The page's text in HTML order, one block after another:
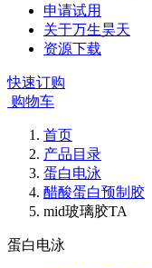
申请试用
关于万生昊天
资源下载
快速订购
购物车
首页
产品目录
蛋白电泳
醋酸蛋白预制胶
mid玻璃胶TA
蛋白电泳